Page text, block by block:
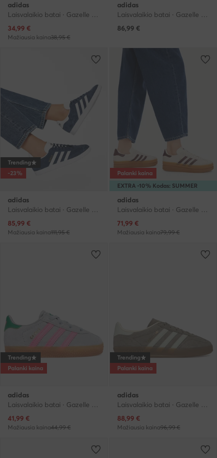
adidas
Laisvalaikio batai · Gazelle · Mėlyna
Dabartinė kaina
34,99 €
Mažiausia kaina38,95 €
adidas
Laisvalaikio batai · Gazelle · Vyšninė
86,99 €
Trending
-23%
adidas
Laisvalaikio batai · Gazelle · Tamsiai mėlyna
Dabartinė kaina
85,99 €
Mažiausia kaina111,95 €
EXTRA -10% Kodas: SUMMER
Palanki kaina
adidas
Laisvalaikio batai · Gazelle · Smėlio
Dabartinė kaina
71,99 €
Mažiausia kaina79,99 €
Trending
Palanki kaina
adidas
Laisvalaikio batai · Gazelle · Pilka
Dabartinė kaina
41,99 €
Mažiausia kaina44,99 €
Trending
Palanki kaina
adidas
Laisvalaikio batai · Gazelle · Pilka
Dabartinė kaina
88,99 €
Mažiausia kaina96,99 €